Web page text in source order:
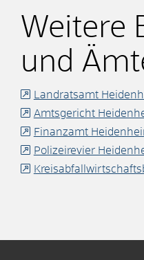
Weitere
und
Landratsamt
Amtsgericht
Finanzamt
Polizeirevier